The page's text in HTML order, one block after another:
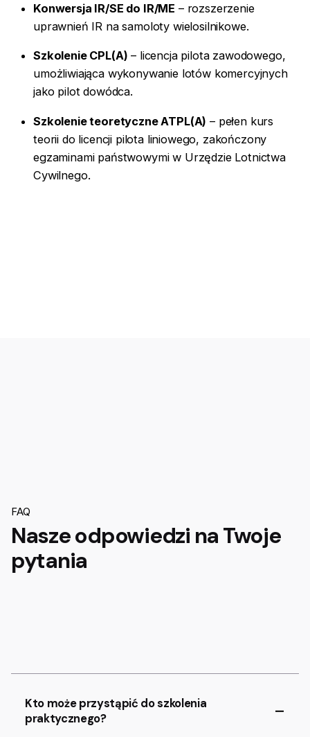
Konwersja IR/SE do IR/ME – rozszerzenie
uprawnień IR na samoloty wielosilnikowe.
Szkolenie CPL(A) – licencja pilota zawodowego,
umożliwiająca wykonywanie lotów komercyjnych
jako pilot dowódca.
Szkolenie teoretyczne ATPL(A) – pełen kurs
teorii do licencji pilota liniowego, zakończony
egzaminami państwowymi w Urzędzie Lotnictwa
Cywilnego.
FAQ
Nasze odpowiedzi na Twoje
pytania
Kto może przystąpić do szkolenia
praktycznego?